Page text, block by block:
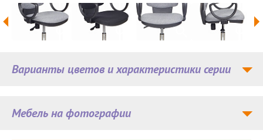
Мебель на фотографии
Варианты цветов и характеристики серии